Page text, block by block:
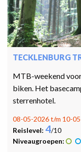
TECKLENBURG
MTB-weekend
biken. Het
sterrenhotel.
08-05-2026 t/m 10-
Reislevel: 4/10
Niveaugroepen: